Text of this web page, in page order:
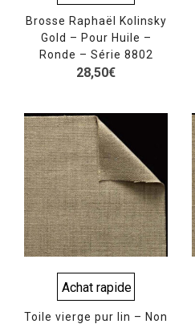
Brosse Raphaël Kolinsky
Gold – Pour Huile –
Ronde – Série 8802
28,50€
Achat rapide
Toile vierge pur lin – Non